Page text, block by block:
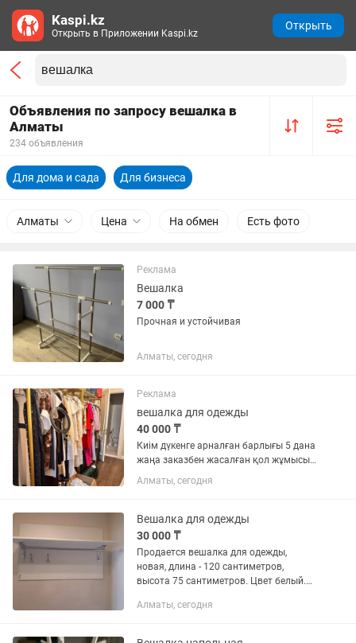
Объявления по запросу вешалка в
Алматы
234 объявления
Для дома и сада Для бизнеса
Алматы Цена На обмен Есть фото
Реклама
Вешалка
7 000 ₸
Прочная и устойчивая
Алматы, сегодня
Реклама
вешалка для одежды
40 000 ₸
Киім дүкенге арналған барлығы 5 дана
жаңа заказбен жасалған қол жұмысы
сапалы
Алматы, сегодня
Вешалка для одежды
30 000 ₸
Продается вешалка для одежды,
новая, длина - 120 сантиметров,
высота 75 сантиметров. Цвет белый.
Алматы, сегодня
Kaspi.kz
Открыть в Приложении Kaspi.kz
Открыть